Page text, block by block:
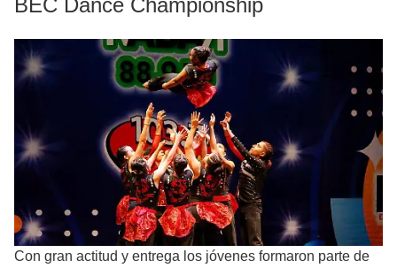
BEC Dance Championship
Con gran actitud y entrega los jóvenes formaron parte de